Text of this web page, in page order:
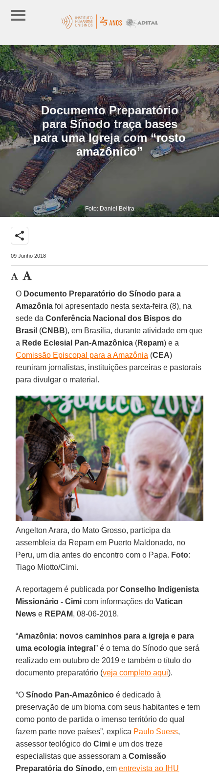
Documento Preparatório
para Sínodo traça bases
para uma Igreja com “rosto
amazônico”
Foto: Daniel Beltra
share
09 Junho 2018
O Documento Preparatório do Sínodo para a
Amazônia foi apresentado nesta sexta-feira (8), na
sede daConferência Nacional dos Bispos do
Brasil (CNBB), em Brasília, durante atividade em que
a Rede Eclesial Pan-Amazônica (Repam) e a
Comissão Episcopal para a Amazônia (CEA)
reuniram jornalistas, instituições parceiras e pastorais
para divulgar o material.
Angelton Arara, do Mato Grosso, participa da
assembleia da Repam em Puerto Maldonado, no
Peru, um dia antes do encontro com o Papa. Foto:
Tiago Miotto/Cimi.
A reportagem é publicada porConselho Indigenista
Missionário - Cimi com informações doVatican
News e REPAM, 08-06-2018.
“Amazônia: novos caminhos para a igreja e para
uma ecologia integral” é o tema do Sínodo que será
realizado em outubro de 2019 e também o título do
documento preparatório (veja completo aqui).
“OSínodo Pan-Amazônico é dedicado à
preservação de um bioma com seus habitantes e tem
como ponto de partida o imenso território do qual
fazem parte nove países”, explica Paulo Suess,
assessor teológico doCimi e um dos treze
especialistas que assessoram a Comissão
Preparatória do Sínodo, ementrevista ao IHU